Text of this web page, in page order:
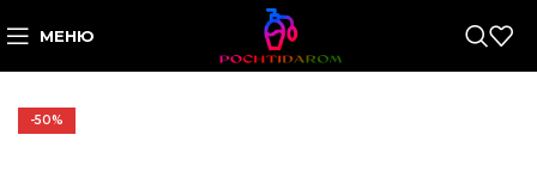
МЕНЮ
-50%